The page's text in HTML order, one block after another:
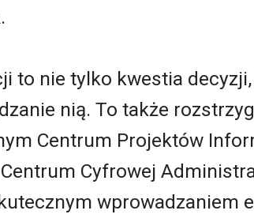
to nie tylko kwestia
nią. To także
Centrum Projektów
Cyfrowej
wprowadzaniem